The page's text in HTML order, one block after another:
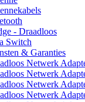
- Draadloos
Switch
& Garanties
Netwerk
Netwerk
Netwerk
Netwerk